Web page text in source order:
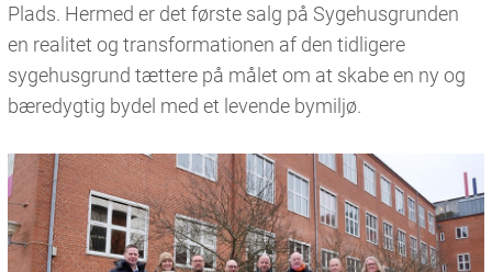
Plads. Hermed er det første salg på Sygehusgrunden
en realitet og transformationen af den tidligere
sygehusgrund tættere på målet om at skabe en ny og
bæredygtig bydel med et levende bymiljø.